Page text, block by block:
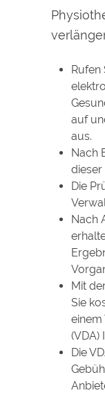
Rufen
auf
aus.
Nach
Die
Nach
Mit
Sie
einem
(VDA)
Die